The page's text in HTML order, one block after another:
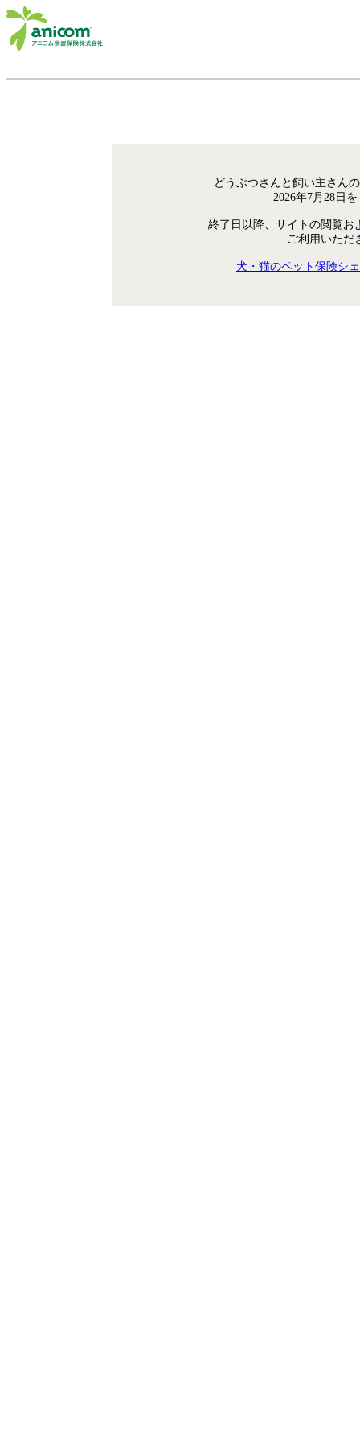
どうぶつさんと飼い主さん
2026年7月28日
終了日以降、サイトの閲覧お
ご利用いただ
犬・猫のペット保険シ